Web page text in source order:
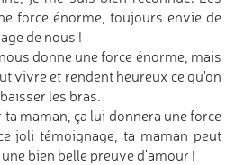
force énorme, toujours envie de
de nous !
donne une force énorme, mais
vivre et rendent heureux ce qu'on
les bras.
maman, ça lui donnera une force
joli témoignage, ta maman peut
bien belle preuve d'amour !